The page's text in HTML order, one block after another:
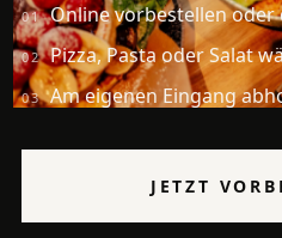
01 Online vorbestellen
02 Pizza, Pasta oder Salat
03 Am eigenen Eingang
JETZT